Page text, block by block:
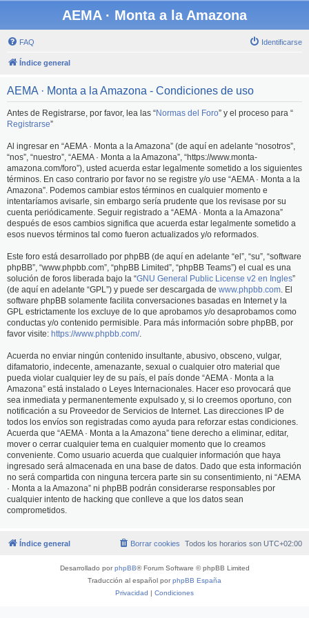
AEMA · Monta a la Amazona
FAQ Identificarse
Índice general
AEMA · Monta a la Amazona - Condiciones de uso
Antes de Registrarse, por favor, lea las “Normas del Foro” y el proceso para “
Registrarse”
Al ingresar en “AEMA · Monta a la Amazona” (de aquí en adelante “nosotros”,
“nos”, “nuestro”, “AEMA · Monta a la Amazona”, “https://www.monta-
amazona.com/foro”), usted acuerda estar legalmente sometido a los siguientes
términos. En caso contrario por favor no se registre y/o use “AEMA · Monta a la
Amazona”. Podemos cambiar estos términos en cualquier momento e
intentaríamos avisarle, sin embargo sería prudente que los revisase por su
cuenta periódicamente. Seguir registrado a “AEMA · Monta a la Amazona”
después de esos cambios significa que acuerda estar legalmente sometido a
esos nuevos términos tal como fueron actualizados y/o reformados.
Este foro está desarrollado por phpBB (de aquí en adelante “el”, “su”, “software
phpBB”, “www.phpbb.com”, “phpBB Limited”, “phpBB Teams”) el cual es una
solución de foros liberada bajo la “GNU General Public License v2 en Ingles”
(de aquí en adelante “GPL”) y puede ser descargada de www.phpbb.com. El
software phpBB solamente facilita conversaciones basadas en Internet y la
GPL estrictamente los excluye de lo que aprobamos y/o desaprobamos como
conductas y/o contenido permisible. Para más información sobre phpBB, por
favor visite: https://www.phpbb.com/.
Acuerda no enviar ningún contenido insultante, abusivo, obsceno, vulgar,
difamatorio, indecente, amenazante, sexual o cualquier otro material que
pueda violar cualquier ley de su país, el país donde “AEMA · Monta a la
Amazona” está instalado o Leyes Internacionales. Hacer eso provocará que
sea inmediata y permanentemente expulsado y, si lo creemos oportuno, con
notificación a su Proveedor de Servicios de Internet. Las direcciones IP de
todos los envíos son registradas como ayuda para reforzar estas condiciones.
Acuerda que “AEMA · Monta a la Amazona” tiene derecho a eliminar, editar,
mover o cerrar cualquier tema en cualquier momento que lo creamos
conveniente. Como usuario acuerda que cualquier información que haya
ingresado será almacenada en una base de datos. Dado que esta información
no será compartida con ninguna tercera parte sin su consentimiento, ni “AEMA
· Monta a la Amazona” ni phpBB podrán considerarse responsables por
cualquier intento de hacking que conlleve a que los datos sean
comprometidos.
Índice general Todos los horarios son UTC+02:00
Borrar cookies
Desarrollado porphpBB® Forum Software © phpBB Limited
Traducción al español porphpBB España
Privacidad | Condiciones